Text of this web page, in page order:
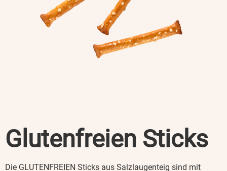
Glutenfreien Sticks
Die GLUTENFREIEN Sticks aus Salzlaugenteig sind mit